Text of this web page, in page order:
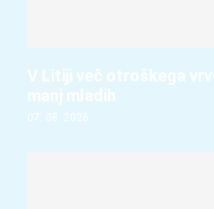
V Litiji več otroškega
manj mladih
07. 08. 2026